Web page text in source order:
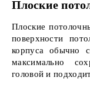
Плоские
Плоские
поверхности
корпуса обычно
максимально
головой и